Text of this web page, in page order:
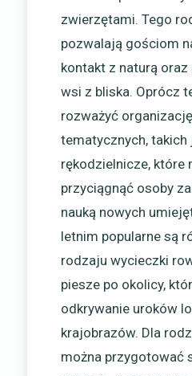
zwierzętami. Tego
pozwalają gościom
kontakt z naturą oraz
wsi z bliska. Oprócz
rozważyć
tematycznych, takich
rękodzielnicze, które
przyciągnąć osoby
nauką nowych
letnim popularne są
rodzaju wycieczki
piesze po okolicy,
odkrywanie uroków
krajobrazów. Dla
można przygotować